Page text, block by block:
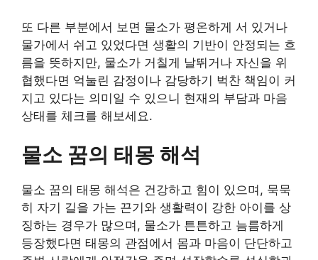
또 다른 부분에서 보면 물소가 평온하게 서 있거나
물가에서 쉬고 있었다면 생활의 기반이 안정되는 흐
름을 뜻하지만, 물소가 거칠게 날뛰거나 자신을 위
협했다면 억눌린 감정이나 감당하기 벅찬 책임이 커
지고 있다는 의미일 수 있으니 현재의 부담과 마음
상태를 체크를 해보세요.
물소 꿈의 태몽 해석
물소 꿈의 태몽 해석은 건강하고 힘이 있으며, 묵묵
히 자기 길을 가는 끈기와 생활력이 강한 아이를 상
징하는 경우가 많으며, 물소가 튼튼하고 늠름하게
등장했다면 태몽의 관점에서 몸과 마음이 단단하고